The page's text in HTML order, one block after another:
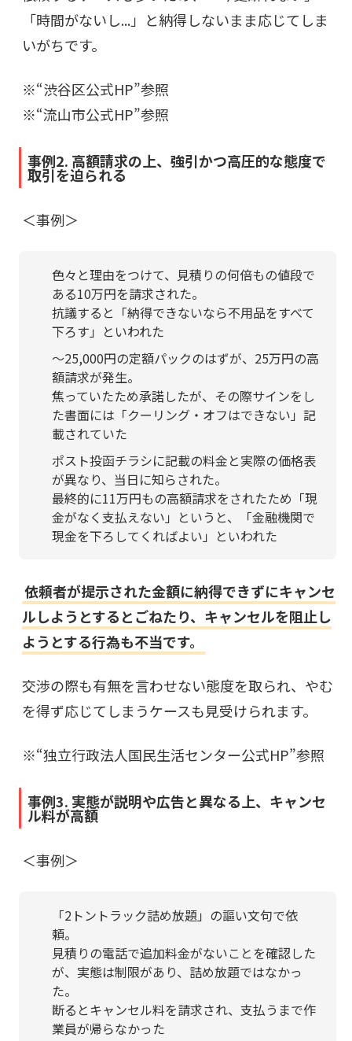
「時間がないし...」と納得しないまま応じてしま
いがちです。
※“渋谷区公式HP”参照
※“流山市公式HP”参照
事例2. 高額請求の上、強引かつ高圧的な態度で
取引を迫られる
＜事例＞
色々と理由をつけて、見積りの何倍もの値段で
ある10万円を請求された。
抗議すると「納得できないなら不用品をすべて
下ろす」といわれた
〜25,000円の定額パックのはずが、25万円の高
額請求が発生。
焦っていたため承諾したが、その際サインをし
た書面には「クーリング・オフはできない」記
載されていた
ポスト投函チラシに記載の料金と実際の価格表
が異なり、当日に知らされた。
最終的に11万円もの高額請求をされたため「現
金がなく支払えない」というと、「金融機関で
現金を下ろしてくればよい」といわれた
依頼者が提示された金額に納得できずにキャンセ
ルしようとするとごねたり、キャンセルを阻止し
ようとする行為も不当です。
交渉の際も有無を言わせない態度を取られ、やむ
を得ず応じてしまうケースも見受けられます。
※“独立行政法人国民生活センター公式HP”参照
事例3. 実態が説明や広告と異なる上、キャンセ
ル料が高額
＜事例＞
「2トントラック詰め放題」の謳い文句で依
頼。
見積りの電話で追加料金がないことを確認した
が、実態は制限があり、詰め放題ではなかっ
た。
断るとキャンセル料を請求され、支払うまで作
業員が帰らなかった